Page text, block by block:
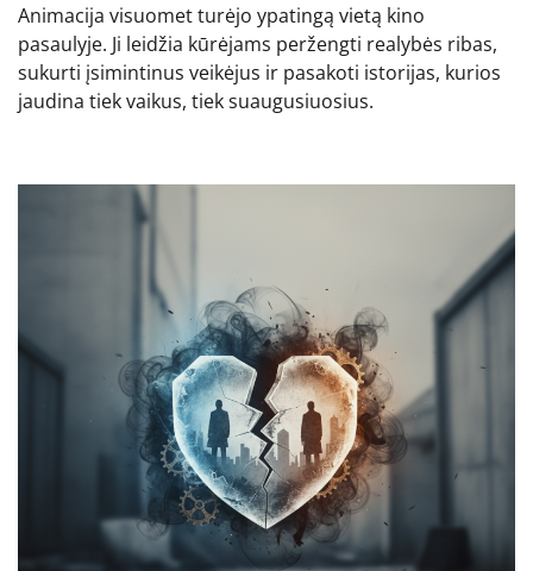
Animacija visuomet turėjo ypatingą vietą kino
pasaulyje. Ji leidžia kūrėjams peržengti realybės ribas,
sukurti įsimintinus veikėjus ir pasakoti istorijas, kurios
jaudina tiek vaikus, tiek suaugusiuosius.